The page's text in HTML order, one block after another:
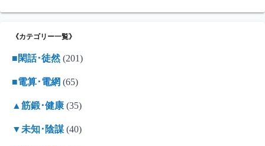
《カテゴリー一覧》
■閑話･徒然(201)
■電算･電網 (65)
▲筋鍛･健康 (35)
▼未知･陰謀 (40)